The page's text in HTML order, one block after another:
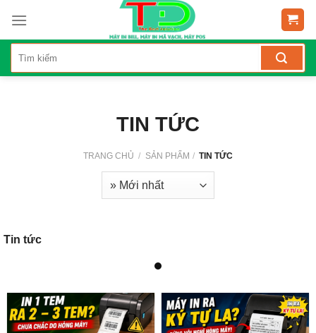
content
TIN TỨC
TRANG CHỦ / SẢN PHẨM / TIN TỨC
Tin tức